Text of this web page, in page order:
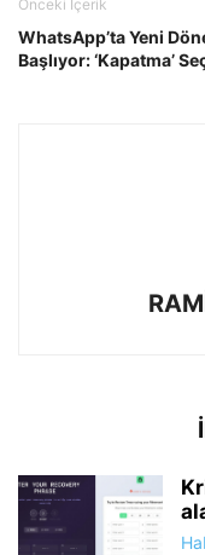
Önceki İçerik
WhatsApp’ta Yeni
Başlıyor: ‘Kapatma’